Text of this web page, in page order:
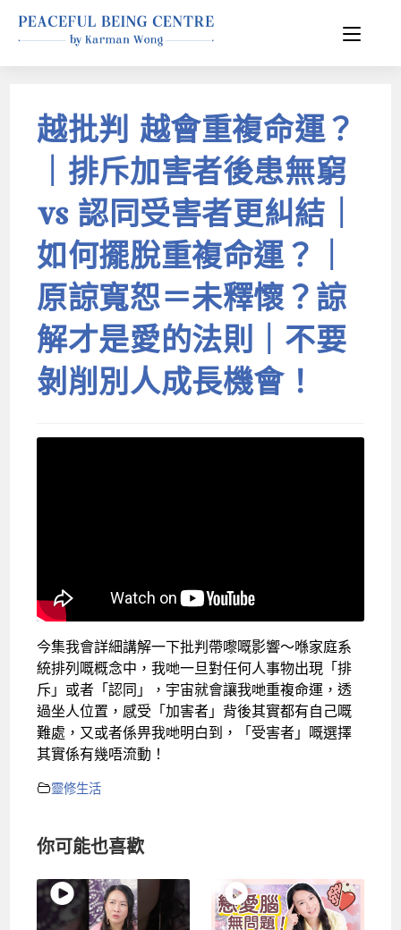
越批判 越會重複命運？
｜排斥加害者後患無窮
vs 認同受害者更糾結｜
如何擺脫重複命運？｜
原諒寬恕＝未釋懷？諒
解才是愛的法則｜不要
剝削別人成長機會！
今集我會詳細講解一下批判帶嚟嘅影響～喺家庭系
統排列嘅概念中，我哋一旦對任何人事物出現「排
斥」或者「認同」，宇宙就會讓我哋重複命運，透
過坐人位置，感受「加害者」背後其實都有自己嘅
難處，又或者係畀我哋明白到，「受害者」嘅選擇
其實係有幾唔流動！
靈修生活
你可能也喜歡